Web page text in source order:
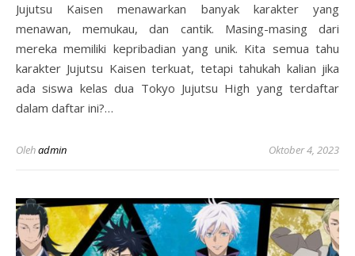
Jujutsu Kaisen menawarkan banyak karakter yang
menawan, memukau, dan cantik. Masing-masing dari
mereka memiliki kepribadian yang unik. Kita semua tahu
karakter Jujutsu Kaisen terkuat, tetapi tahukah kalian jika
ada siswa kelas dua Tokyo Jujutsu High yang terdaftar
dalam daftar ini?…
Olehadmin Oktober 4, 2023